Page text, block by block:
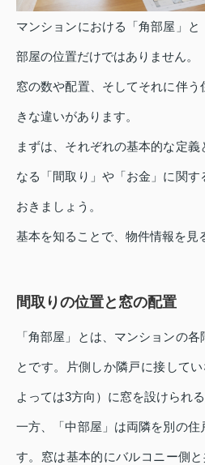
マンションにおける「角部屋」と
部屋の位置だけではありません。
窓の数や配置、そしてそれに伴
きな違いがあります。
まずは、それぞれの基本的な定
なる「間取り」や「お金」に関す
おきましょう。
基本を知ることで、物件情報を見
間取りの位置と窓の配置
「角部屋」とは、マンションの
とです。片側しか隣戸に接して
よっては3方向）に窓を設けられ
一方、「中部屋」は両隣を別の住
す。窓は基本的にバルコニー側